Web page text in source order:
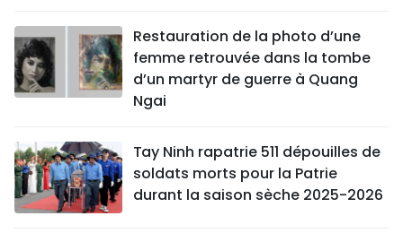
Restauration de la photo d’une
femme retrouvée dans la tombe
d’un martyr de guerre à Quang
Ngai
Tay Ninh rapatrie 511 dépouilles de
soldats morts pour la Patrie
durant la saison sèche 2025-2026